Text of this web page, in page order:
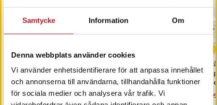
Samtycke Information Om
Denna webbplats använder cookies
Vi använder enhetsidentifierare för att anpassa innehållet
och annonserna till användarna, tillhandahålla funktioner
för sociala medier och analysera vår trafik. Vi
Värdebevis
Hotellövernattning
Pris :1 500 kr
1 500 kr
iCarsoft CR MAX OBD /
OBD2 felkodsläsare /
bildiagnosverktyg /
diagnosverktyg för bil
Nuvarande pris:
3 698 krTidigare pris:3 999 kr
3 698 kr 3 999 kr